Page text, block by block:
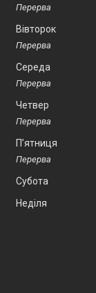
Вівторок
Середа
Четвер
Пʼятниця
Субота
Неділя